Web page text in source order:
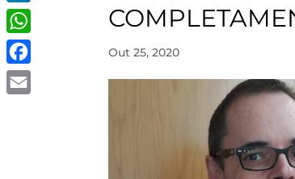
Out 25, 2020
LinkedIn
WhatsApp
Facebook